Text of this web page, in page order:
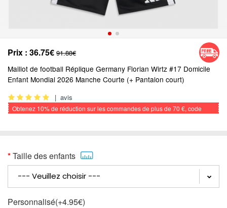
Prix : 36.75€ 91.88€
Maillot de football Réplique Germany Florian Wirtz #17 Domicile
Enfant Mondial 2026 Manche Courte (+ Pantalon court)
| avis
Obtenez 10%de réduction sur les commandes de plus de 70 €, code
Taille des enfants
Personnalisé(+4.95€)